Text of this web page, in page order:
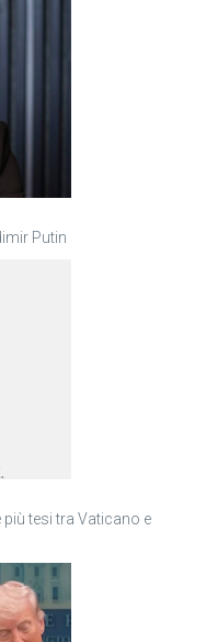
Putin
più tesi tra Vaticano e